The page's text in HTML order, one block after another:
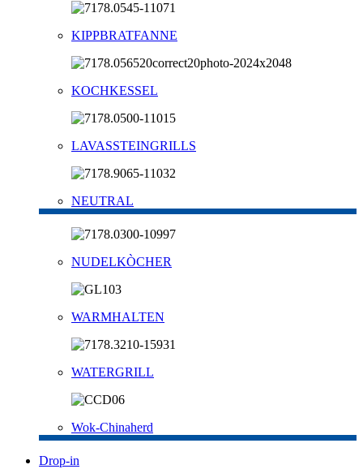
KIPPBRATFANNE
KOCHKESSEL
LAVASSTEINGRILLS
NEUTRAL
NUDELKÒCHER
WARMHALTEN
WATERGRILL
Wok-Chinaherd
Drop-in